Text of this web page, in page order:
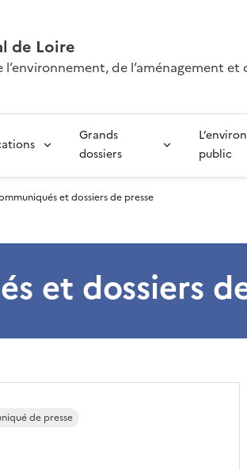
de Loire
de l’aménagement et
Grands
dossiers
public
et dossiers de presse
et dossiers
de presse